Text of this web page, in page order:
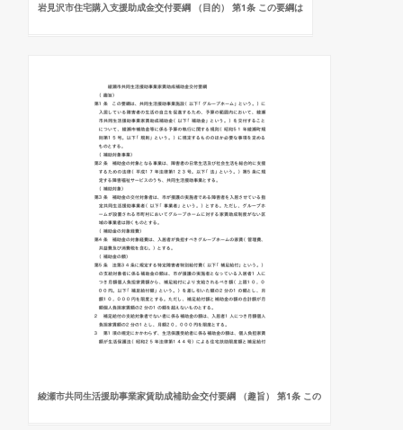
岩見沢市住宅購入支援助成金交付要綱 （目的） 第1条 この要綱は
綾瀬市共同生活援助事業家賃助成補助金交付要綱 （趣旨） 第1条 この